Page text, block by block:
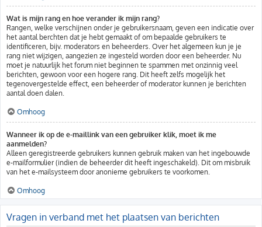
Wat is mijn rang en hoe verander ik mijn rang?
Rangen, welke verschijnen onder je gebruikersnaam, geven een indicatie over
het aantal berchten dat je hebt gemaakt of om bepaalde gebruikers te
identificeren, bijv. moderators en beheerders. Over het algemeen kun je je
rang niet wijzigen, aangezien ze ingesteld worden door een beheerder. Nu
moet je natuurlijk het forum niet beginnen te spammen met onzinnig veel
berichten, gewoon voor een hogere rang. Dit heeft zelfs mogelijk het
tegenovergestelde effect, een beheerder of moderator kunnen je berichten
aantal doen dalen.
Omhoog
Wanneer ik op de e-maillink van een gebruiker klik, moet ik me
aanmelden?
Alleen geregistreerde gebruikers kunnen gebruik maken van het ingebouwde
e-mailformulier (indien de beheerder dit heeft ingeschakeld). Dit om misbruik
van het e-mailsysteem door anonieme gebruikers te voorkomen.
Omhoog
Vragen in verband met het plaatsen van berichten